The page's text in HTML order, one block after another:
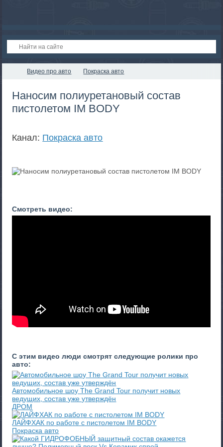
Видео про авто Покраска авто
Наносим полиуретановый состав
пистолетом IM BODY
Канал: Покраска авто
Смотреть видео:
С этим видео люди смотрят следующие ролики про
авто:
Автомобильное шоу The Grand Tour получит новых
ведущих, состав уже утверждён
ДРОМ
ЛАЙФХАК по работе с пистолетом IM BODY
Покраска авто